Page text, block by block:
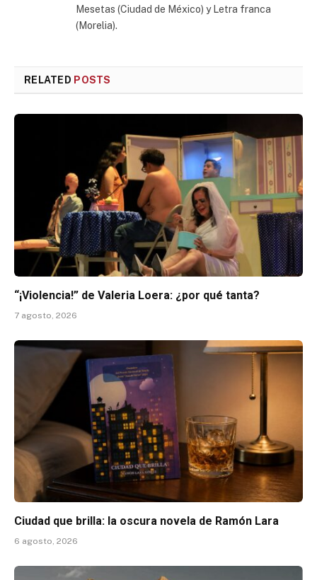
Mesetas (Ciudad de México) y Letra franca
(Morelia).
RELATED POSTS
“¡Violencia!” de Valeria Loera: ¿por qué tanta?
7 agosto, 2026
Ciudad que brilla: la oscura novela de Ramón Lara
6 agosto, 2026